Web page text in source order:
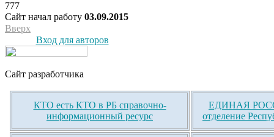
777
Сайт начал работу 03.09.2015
Вверх
Вход для авторов
Сайт разработчика
КТО есть КТО в РБ справочно-
информационный ресурс
ЕДИНАЯ
отделение